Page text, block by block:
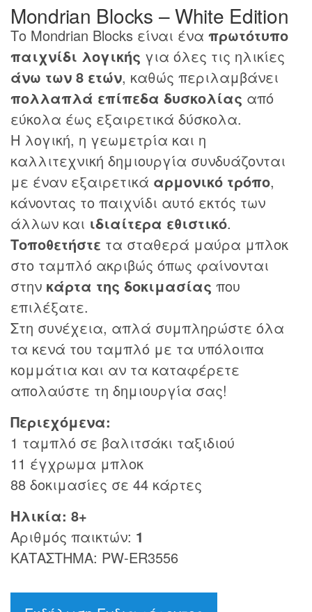
Mondrian Blocks – White Edition
Το Mondrian Blocks είναι ένα πρωτότυπο
παιχνίδι λογικής για όλες τις ηλικίες
άνω των 8 ετών, καθώς περιλαμβάνει
πολλαπλά επίπεδα δυσκολίας από
εύκολα έως εξαιρετικά δύσκολα.
Η λογική, η γεωμετρία και η
καλλιτεχνική δημιουργία συνδυάζονται
με έναν εξαιρετικά αρμονικό τρόπο,
κάνοντας το παιχνίδι αυτό εκτός των
άλλων και ιδιαίτερα εθιστικό.
Τοποθετήστε τα σταθερά μαύρα μπλοκ
στο ταμπλό ακριβώς όπως φαίνονται
στην κάρτα της δοκιμασίας που
επιλέξατε.
Στη συνέχεια, απλά συμπληρώστε όλα
τα κενά του ταμπλό με τα υπόλοιπα
κομμάτια και αν τα καταφέρετε
απολαύστε τη δημιουργία σας!
Περιεχόμενα:
1 ταμπλό σε βαλιτσάκι ταξιδιού
11 έγχρωμα μπλοκ
88 δοκιμασίες σε 44 κάρτες
Ηλικία: 8+
Αριθμός παικτών: 1
ΚΑΤΑΣΤΗΜΑ: PW-ER3556